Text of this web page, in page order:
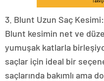
3. Blunt Uzun Saç
Blunt kesimin net ve
yumuşak katlarla
saçlar için ideal bir
saçlarında bakımlı ama